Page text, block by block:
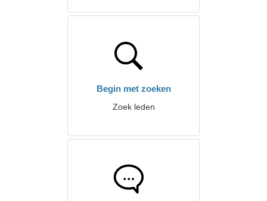
Begin met zoeken
Zoek leden